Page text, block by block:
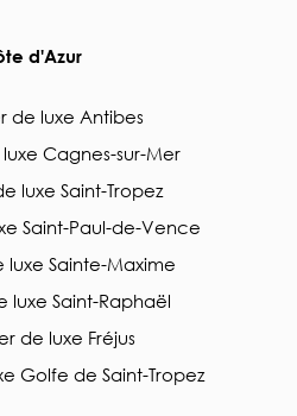
d'Azur
de luxe Antibes
Cagnes-sur-Mer
luxe Saint-Tropez
Saint-Paul-de-Vence
luxe Sainte-Maxime
luxe Saint-Raphaël
de luxe Fréjus
Golfe de Saint-Tropez